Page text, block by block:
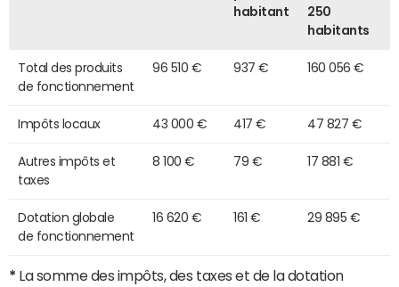
habitant
250
habitants
Total des produits
de fonctionnement
96 510 € 937 € 160 056 €
Impôts locaux 43 000 € 417 € 47 827 €
Autres impôts et
taxes
8 100 € 79 € 17 881 €
Dotation globale
de fonctionnement
16 620 € 161 € 29 895 €
* La somme des impôts, des taxes et de la dotation